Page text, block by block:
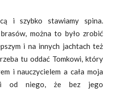
i szybko stawiamy spina.
można to było zrobić
i na innych jachtach też
tu oddać Tomkowi, który
i nauczycielem a cała moja
od niego, że bez jego